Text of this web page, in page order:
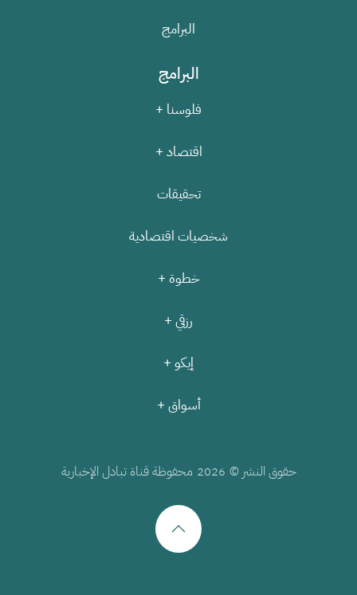
البرامج
البرامج
فلوسنا +
اقتصاد +
تحقيقات
شخصيات اقتصادية
خطوة +
رزقي +
إيكو +
أسواق +
حقوق النشر © 2026 محفوظة قناة تبادل الإخبارية